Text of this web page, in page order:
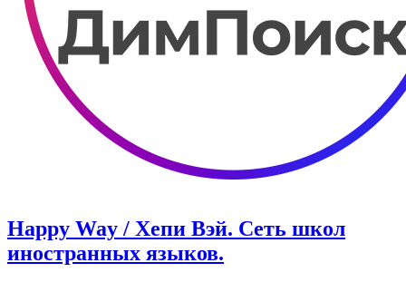
Happy Way / Хепи Вэй. Сеть школ
иностранных языков.